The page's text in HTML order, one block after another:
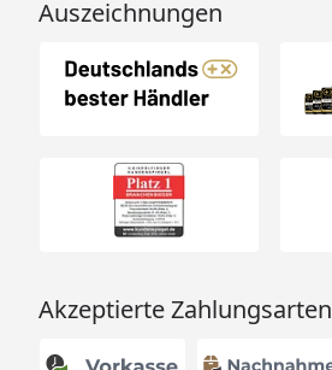
Auszeichnungen
Akzeptierte Zahlungsarten